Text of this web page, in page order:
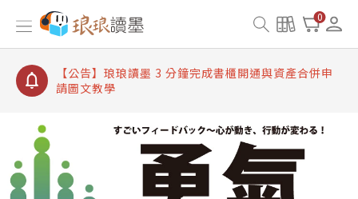
0
【公告】琅琅讀墨書櫃開通常見問題
【公告】琅琅讀墨 3 分鐘完成書櫃開通與資產合併申
【公告】琅琅書店服務升級重要說明及資產合併結果
查詢